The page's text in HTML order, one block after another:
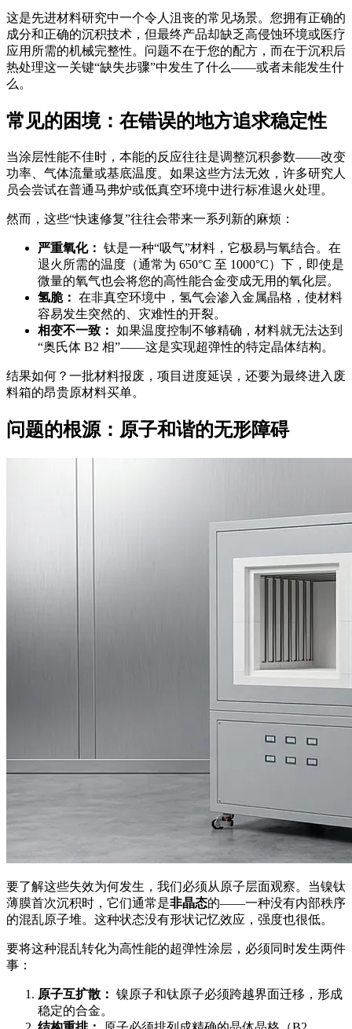
这是先进材料研究中一个令人沮丧的常见场景。您拥有正确的
成分和正确的沉积技术，但最终产品却缺乏高侵蚀环境或医疗
应用所需的机械完整性。问题不在于您的配方，而在于沉积后
热处理这一关键“缺失步骤”中发生了什么——或者未能发生什
么。
常见的困境：在错误的地方追求稳定性
当涂层性能不佳时，本能的反应往往是调整沉积参数——改变
功率、气体流量或基底温度。如果这些方法无效，许多研究人
员会尝试在普通马弗炉或低真空环境中进行标准退火处理。
然而，这些“快速修复”往往会带来一系列新的麻烦：
严重氧化： 钛是一种“吸气”材料，它极易与氧结合。在
退火所需的温度（通常为 650°C 至 1000°C）下，即使是
微量的氧气也会将您的高性能合金变成无用的氧化层。
氢脆： 在非真空环境中，氢气会渗入金属晶格，使材料
容易发生突然的、灾难性的开裂。
相变不一致： 如果温度控制不够精确，材料就无法达到
“奥氏体 B2 相”——这是实现超弹性的特定晶体结构。
结果如何？一批材料报废，项目进度延误，还要为最终进入废
料箱的昂贵原材料买单。
问题的根源：原子和谐的无形障碍
要了解这些失效为何发生，我们必须从原子层面观察。当镍钛
薄膜首次沉积时，它们通常是非晶态的——一种没有内部秩序
的混乱原子堆。这种状态没有形状记忆效应，强度也很低。
要将这种混乱转化为高性能的超弹性涂层，必须同时发生两件
事：
原子互扩散： 镍原子和钛原子必须跨越界面迁移，形成
稳定的合金。